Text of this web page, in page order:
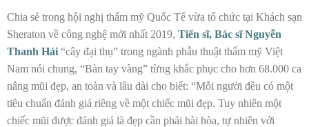
Chia sẻ trong hội nghị thẩm mỹ Quốc Tế vừa tổ chức tại Khách sạn
Sheraton về công nghệ mới nhất 2019, Tiến sĩ, Bác sĩ Nguyễn
Thanh Hải “cây đại thụ” trong ngành phẫu thuật thẩm mỹ Việt
Nam nói chung, “Bàn tay vàng” từng khắc phục cho hơn 68.000 ca
nâng mũi đẹp, an toàn và lâu dài cho biết: “Mỗi người đều có một
tiêu chuẩn đánh giá riêng về một chiếc mũi đẹp. Tuy nhiên một
chiếc mũi được đánh giá là đẹp cần phải hài hòa, tự nhiên với